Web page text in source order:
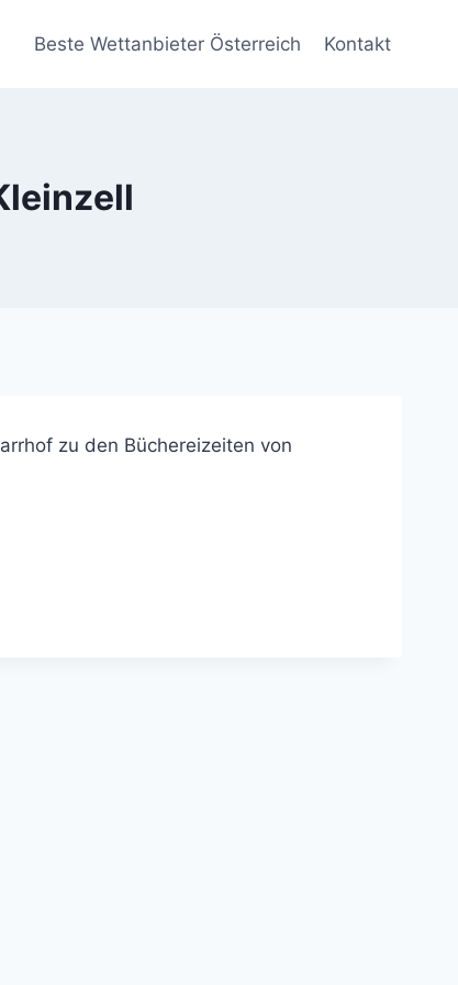
Beste Wettanbieter Österreich Kontakt
zu den Büchereizeiten von